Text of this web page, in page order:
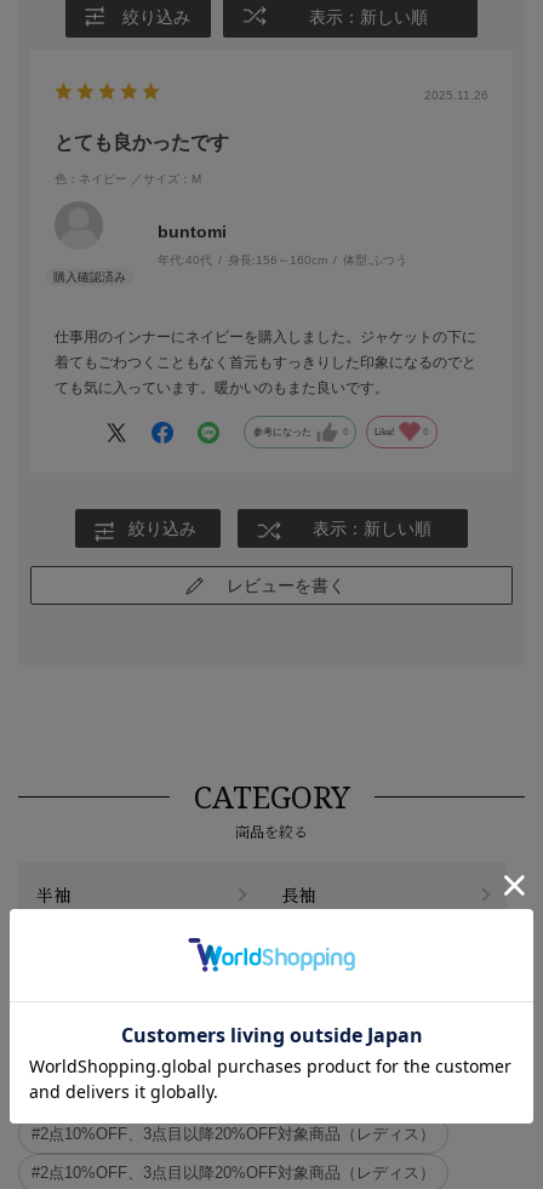
絞り込み 表示：新しい順
2025.11.26
とても良かったです
色：ネイビー ／サイズ：M
buntomi
年代:40代 身長:156～160cm 体型:ふつう
仕事用のインナーにネイビーを購入しました。ジャケットの下に
着てもごわつくこともなく首元もすっきりした印象になるのでと
ても気に入っています。暖かいのもまた良いです。
参考になった 0 Like! 0
絞り込み 表示：新しい順
レビューを書く
CATEGORY
商品を絞る
半袖 長袖
#ブラウス＆カットソー
#2点10%OFF、3点目以降20%OFF対象商品（レディス）
#2点10%OFF、3点目以降20%OFF対象商品（レディス）